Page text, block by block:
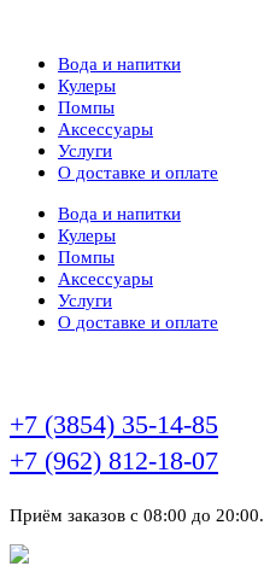
Вода и напитки
Кулеры
Помпы
Аксессуары
Услуги
О доставке и оплате
Вода и напитки
Кулеры
Помпы
Аксессуары
Услуги
О доставке и оплате
+7 (3854) 35-14-85
+7 (962) 812-18-07
Приём заказов с 08:00 до 20:00.